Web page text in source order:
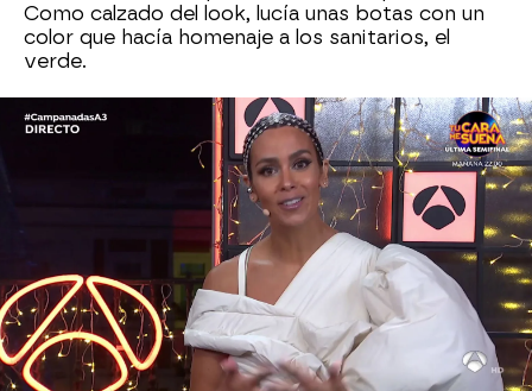
Como calzado del look, lucía unas botas con un
color que hacía homenaje a los sanitarios, el
verde.